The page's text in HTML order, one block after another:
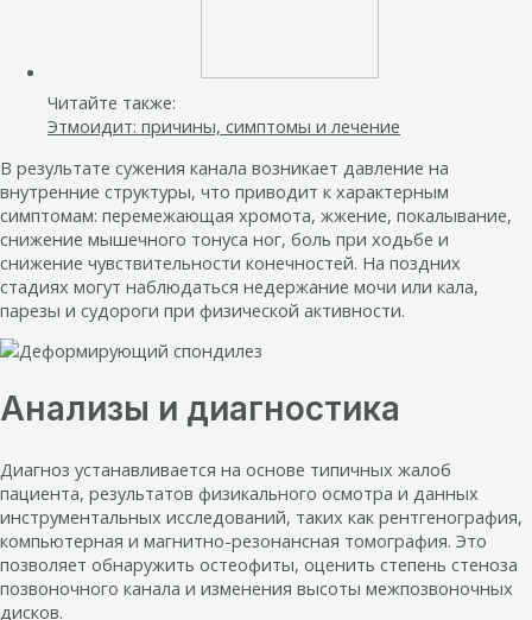
Читайте также:
Этмоидит: причины, симптомы и лечение
В результате сужения канала возникает давление на
внутренние структуры, что приводит к характерным
симптомам: перемежающая хромота, жжение, покалывание,
снижение мышечного тонуса ног, боль при ходьбе и
снижение чувствительности конечностей. На поздних
стадиях могут наблюдаться недержание мочи или кала,
парезы и судороги при физической активности.
Анализы и диагностика
Диагноз устанавливается на основе типичных жалоб
пациента, результатов физикального осмотра и данных
инструментальных исследований, таких как рентгенография,
компьютерная и магнитно-резонансная томография. Это
позволяет обнаружить остеофиты, оценить степень стеноза
позвоночного канала и изменения высоты межпозвоночных
дисков.